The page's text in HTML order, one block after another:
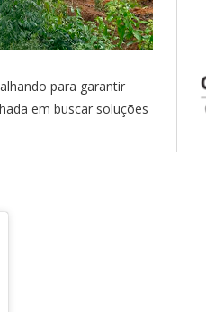
para garantir
em buscar soluções